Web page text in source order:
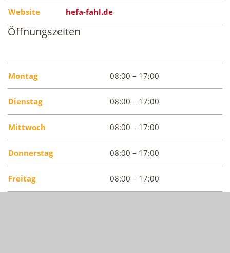
Website hefa-fahl.de
Öffnungszeiten
Montag 08:00 – 17:00
Dienstag 08:00 – 17:00
Mittwoch 08:00 – 17:00
Donnerstag 08:00 – 17:00
Freitag 08:00 – 17:00